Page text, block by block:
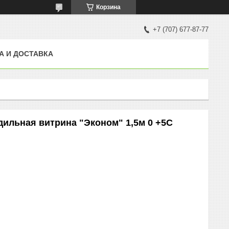
Корзина
+7 (707) 677-87-77
И ДОСТАВКА
витрина "Эконом" 1,5м 0 +5С